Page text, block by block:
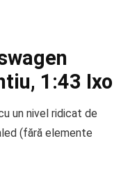
1:43 Ixo
un nivel ridicat de
(fără elemente